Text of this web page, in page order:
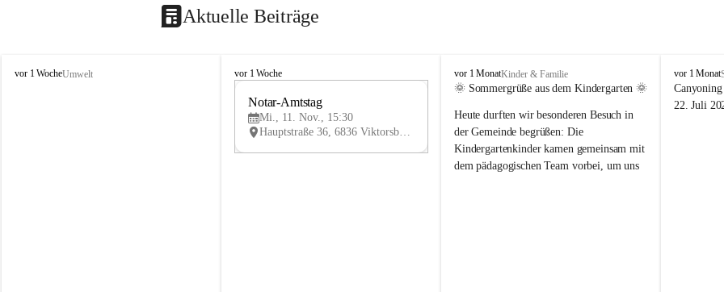
Aktuelle Beiträge
V
vor 1 WocheUmwelt
V
vor 1 Woche
V
Notar-Amtstag
Mi., 11. Nov., 15:30
Hauptstraße 36, 6836 Viktorsberg, AUT
V
i
t
o
r
s
vor 1 MonatKinder & Familie
🌞 Sommergrüße aus dem Kindergarten 🌞
Heute durften wir besonderen Besuch in
der Gemeinde begrüßen: Die
Kindergartenkinder kamen gemeinsam mit
dem pädagogischen Team vorbei, um uns
V
i
k
vor 1 Monat
22. Juli